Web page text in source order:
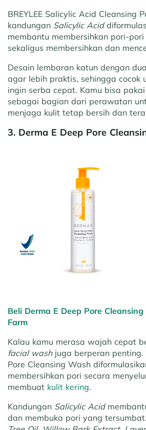
BREYLEE Salicylic Acid Cleansing
kandungan Salicylic Acid
membantu membersihkan pori-
sekaligus membersihkan dan
Desain lembaran katun dengan
agar lebih praktis, sehingga cocok
ingin serba cepat. Kamu bisa
sebagai bagian dari perawatan
menjaga kulit tetap bersih dan
3. Derma E Deep Pore
Beli Derma E Deep Pore
Farm
Kalau kamu merasa wajah cepat
facial wash juga berperan penting.
Pore Cleansing Wash
membersihkan pori secara
membuat kulit kering.
Kandungan Salicylic Acid
dan membuka pori yang